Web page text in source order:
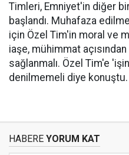
Timleri, Emniyet'in diğer
başlandı. Muhafaza
için Özel Tim'in moral ve
iaşe, mühimmat
sağlanmalı. Özel Tim'e
denilmemeli diye konuştu.
HABERE YORUM KAT